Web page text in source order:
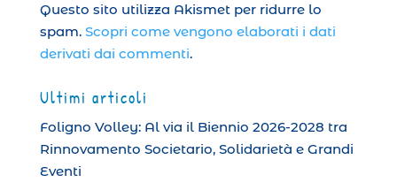
Questo sito utilizza Akismet per ridurre lo
spam. Scopri come vengono elaborati i dati
derivati dai commenti.
Ultimi articoli
Foligno Volley: Al via il Biennio 2026-2028 tra
Rinnovamento Societario, Solidarietà e Grandi
Eventi